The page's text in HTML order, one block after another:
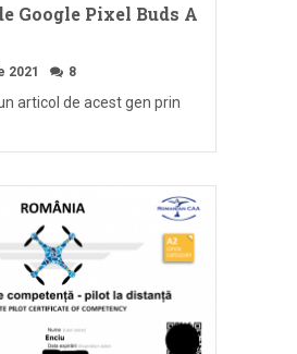
Google Pixel Buds A
2021 8
articol de acest gen prin